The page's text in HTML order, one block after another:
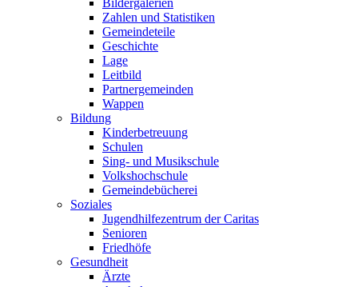
Bildergalerien
Zahlen und Statistiken
Gemeindeteile
Geschichte
Lage
Leitbild
Partnergemeinden
Wappen
Bildung
Kinderbetreuung
Schulen
Sing- und Musikschule
Volkshochschule
Gemeindebücherei
Soziales
Jugendhilfezentrum der Caritas
Senioren
Friedhöfe
Gesundheit
Ärzte